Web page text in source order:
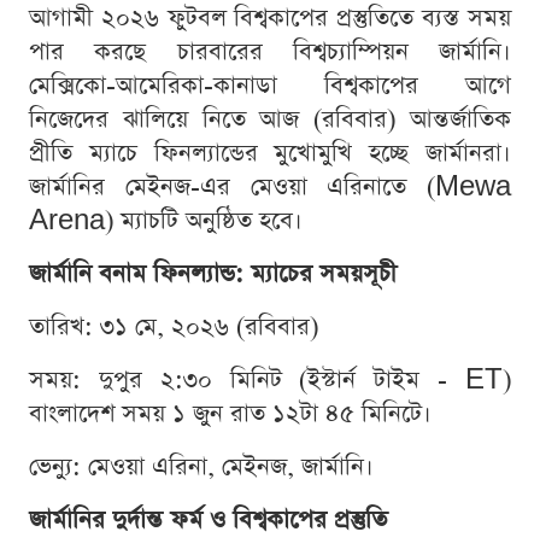
আগামী ২০২৬ ফুটবল বিশ্বকাপের প্রস্তুতিতে ব্যস্ত সময়
পার করছে চারবারের বিশ্বচ্যাম্পিয়ন জার্মানি।
মেক্সিকো-আমেরিকা-কানাডা বিশ্বকাপের আগে
নিজেদের ঝালিয়ে নিতে আজ (রবিবার) আন্তর্জাতিক
প্রীতি ম্যাচে ফিনল্যান্ডের মুখোমুখি হচ্ছে জার্মানরা।
জার্মানির মেইনজ-এর মেওয়া এরিনাতে (Mewa
Arena) ম্যাচটি অনুষ্ঠিত হবে।
জার্মানি বনাম ফিনল্যান্ড: ম্যাচের সময়সূচী
তারিখ: ৩১ মে, ২০২৬ (রবিবার)
সময়: দুপুর ২:৩০ মিনিট (ইস্টার্ন টাইম - ET)
বাংলাদেশ সময় ১ জুন রাত ১২টা ৪৫ মিনিটে।
ভেন্যু: মেওয়া এরিনা, মেইনজ, জার্মানি।
জার্মানির দুর্দান্ত ফর্ম ও বিশ্বকাপের প্রস্তুতি